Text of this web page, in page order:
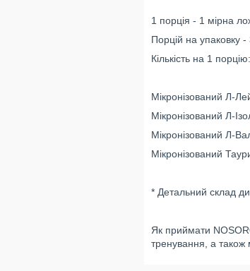
1 порція - 1 мірна
Порцій на упаковку -
Кількість на 1 порцію:
Мікронізований Л-
Мікронізований Л-
Мікронізований Л-
Мікронізований
* Детальний склад
Як приймати
тренування, а також